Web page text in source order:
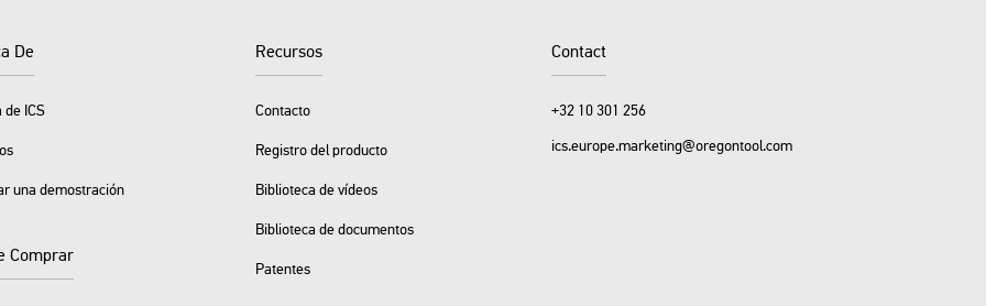
De
de ICS
una demostración
Comprar
Recursos
Contacto
Registro del producto
Biblioteca de vídeos
Biblioteca de documentos
Patentes
Contact
+32 10 301 256
ics.europe.marketing@oregontool.com